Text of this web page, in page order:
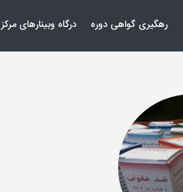
رهگیری گواهی دوره درگاه وبینارهای مرکز